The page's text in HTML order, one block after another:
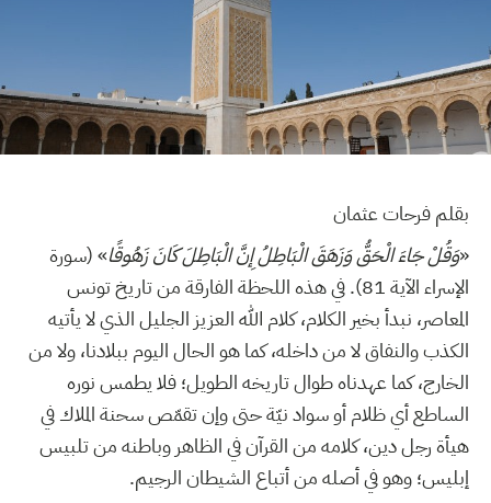
بقلم فرحات عثمان
«وَقُلْ جَاءَ الْحَقُّ وَزَهَقَ الْبَاطِلُ إِنَّ الْبَاطِلَ كَانَ زَهُوقًا» (سورة
الإسراء الآية 81). في هذه اللحظة الفارقة من تاريخ تونس
المعاصر، نبدأ بخير الكلام، كلام الله العزيز الجليل الذي لا يأتيه
الكذب والنفاق لا من داخله، كما هو الحال اليوم ببلادنا، ولا من
الخارج، كما عهدناه طوال تاريخه الطويل؛ فلا يطمس نوره
الساطع أي ظلام أو سواد نيّة حتى وإن تقمّص سحنة الملاك في
هيأة رجل دين، كلامه من القرآن في الظاهر وباطنه من تلبيس
إبليس؛ وهو في أصله من أتباع الشيطان الرجيم.